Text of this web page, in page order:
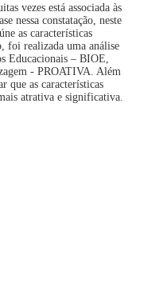
vezes está associada às
nessa constatação, neste
as características
foi realizada uma análise
Educacionais – BIOE,
- PROATIVA. Além
que as características
atrativa e significativa.